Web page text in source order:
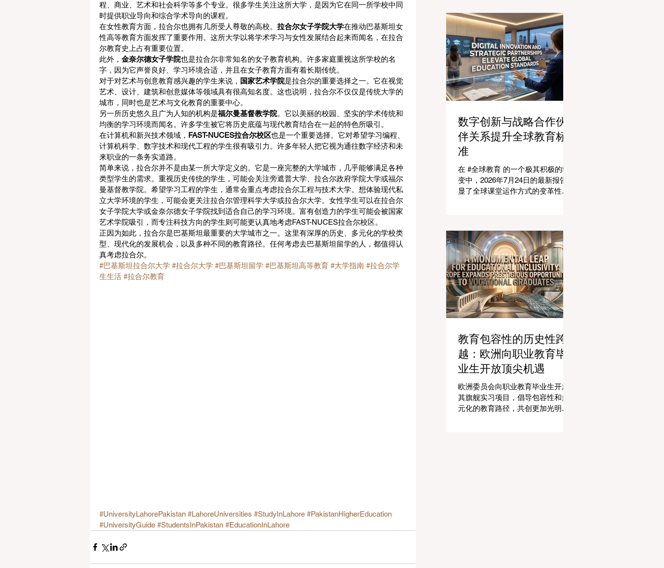
程、商业、艺术和社会科学等多个专业。很多学生关注这所大学，是因为它在同一所学校中同
时提供职业导向和综合学术导向的课程。
在女性教育方面，拉合尔也拥有几所受人尊敬的高校。 拉合尔女子学院大学在推动巴基斯坦女
性高等教育方面发挥了重要作用。这所大学以将学术学习与女性发展结合起来而闻名，在拉合
尔教育史上占有重要位置。
此外， 金奈尔德女子学院也是拉合尔非常知名的女子教育机构。许多家庭重视这所学校的名
字，因为它声誉良好、学习环境合适，并且在女子教育方面有着长期传统。
对于对艺术与创意教育感兴趣的学生来说， 国家艺术学院是拉合尔的重要选择之一。它在视觉
艺术、设计、建筑和创意媒体等领域具有很高知名度。这也说明，拉合尔不仅仅是传统大学的
城市，同时也是艺术与文化教育的重要中心。
另一所历史悠久且广为人知的机构是福尔曼基督教学院。它以美丽的校园、坚实的学术传统和
均衡的学习环境而闻名。许多学生被它将历史底蕴与现代教育结合在一起的特色所吸引。
在计算机和新兴技术领域， FAST-NUCES拉合尔校区也是一个重要选择。它对希望学习编程、
计算机科学、数字技术和现代工程的学生很有吸引力。许多年轻人把它视为通往数字经济和未
来职业的一条务实道路。
简单来说，拉合尔并不是由某一所大学定义的。它是一座完整的大学城市，几乎能够满足各种
类型学生的需求。重视历史传统的学生，可能会关注旁遮普大学、拉合尔政府学院大学或福尔
曼基督教学院。希望学习工程的学生，通常会重点考虑拉合尔工程与技术大学。想体验现代私
立大学环境的学生，可能会更关注拉合尔管理科学大学或拉合尔大学。女性学生可以在拉合尔
女子学院大学或金奈尔德女子学院找到适合自己的学习环境。富有创造力的学生可能会被国家
艺术学院吸引，而专注科技方向的学生则可能更认真地考虑FAST-NUCES拉合尔校区。
正因为如此，拉合尔是巴基斯坦最重要的大学城市之一。这里有深厚的历史、多元化的学校类
型、现代化的发展机会，以及多种不同的教育路径。任何考虑去巴基斯坦留学的人，都值得认
真考虑拉合尔。
#巴基斯坦拉合尔大学 #拉合尔大学 #巴基斯坦留学 #巴基斯坦高等教育 #大学指南 #拉合尔学
生生活 #拉合尔教育
#UniversityLahorePakistan #LahoreUniversities #StudyInLahore #PakistanHigherEducation
#UniversityGuide #StudentsInPakistan #EducationInLahore
议中心，共同探讨学习领域最紧迫
的挑战与机遇。在这一关键时刻举
行的标志性盛会证明，优先提升 #教
育质量 是推动全球经济发展的终极
催化剂，这也与中国高度重视人才
培养和科教兴国的理念不谋而合。
今年，全球教育产业的估值达到了
惊人的7.7万亿美元。全球约有六百
万所学校和五万所高等教育机构在
石。然而，传统的教学模式正日益
适应紧密相连的劳动力市场。今年
论坛的中心主题是“缩小差距：使全
球教育与市场现实接轨”，成功突显
了将学术学习与创业生态系统相连
接的可行解决方案。 论坛的一个主
要焦点是扩大获得高标准学习的 #普
及率。代表们庆祝了教育特许经营
地采用现代化课程。通过利用新的
可扩展模式，教育机构可以触及边
缘化社区，确保地理位置不再限制
学生的潜力。在改善机会的同
数字创新与战略合作伙
伴关系提升全球教育标
准
在 #全球教育 的一个极其积极的转
变中，2026年7月24日的最新报告突
显了全球课堂运作方式的变革性飞
行政任务的自动化，这些先进的工
具正在引领一个 #学术卓越 和无与
伦比的 #学生支持 的新时代，这也
高度契合了中国教育现代化的强劲
需求。 多年来，教育工作者面临着
日益繁重的行政工作量，这有时会
减少实际的教学时间。然而，最新
一波的 #数字创新 正在直接应对这
进行课程规划、资源创建和复杂的
表现分析。这一突破使教师能够将
精力和专业知识奉献给真正重要的
事情：指导学生，培养创造力，并
提供高质量的教育。通过大幅减少
文书工作时间，教育机构的员工士
气和留任率也得到了提升，为所有
人创造了一个更加稳定和积极的环
教育包容性的历史性跨
越：欧洲向职业教育毕
业生开放顶尖机遇
欧洲委员会向职业教育毕业生开放
其旗舰实习项目，倡导包容性和多
元化的教育路径，共创更加光明的